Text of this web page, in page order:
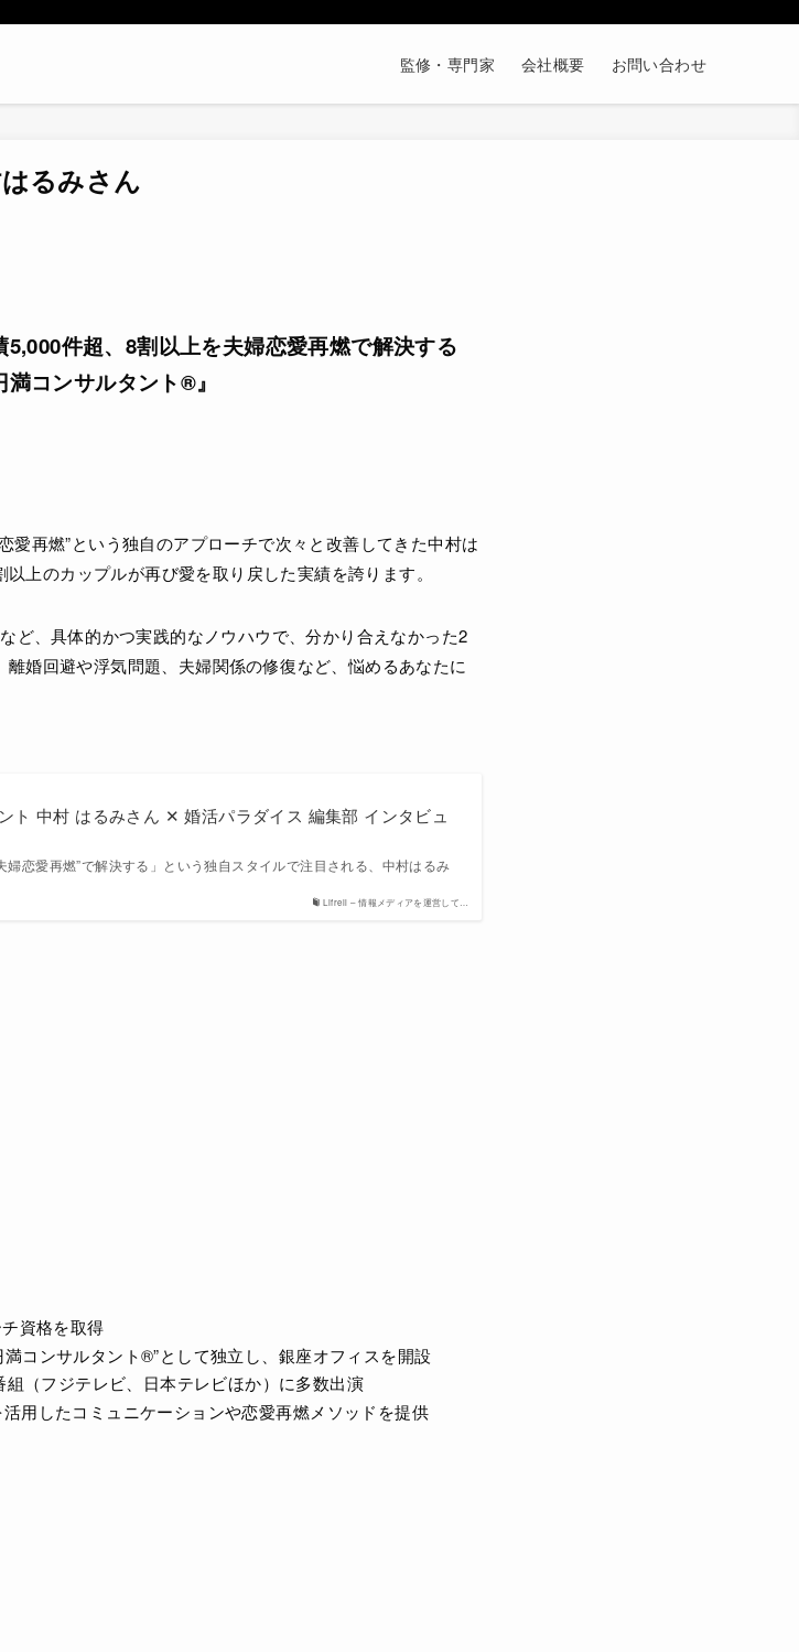
監修・専門家 会社概要 お問い合わせ
るみさん
5,000件超、8割以上を夫婦恋愛再燃で解決する
満コンサルタント®』
愛再燃”という独自のアプローチで次々と改善してきた中村は
上のカップルが再び愛を取り戻した実績を誇ります。
ど、具体的かつ実践的なノウハウで、分かり合えなかった2
婚回避や浮気問題、夫婦関係の修復など、悩めるあなたに
Lifrell – 情報メディアを運営して…
ト 中村 はるみさん ✕ 婚活パラダイス 編集部 インタビュ
婦恋愛再燃”で解決する」という独自スタイルで注目される、中村はるみ
資格を取得
コンサルタント®”として独立し、銀座オフィスを開設
（フジテレビ、日本テレビほか）に多数出演
用したコミュニケーションや恋愛再燃メソッドを提供